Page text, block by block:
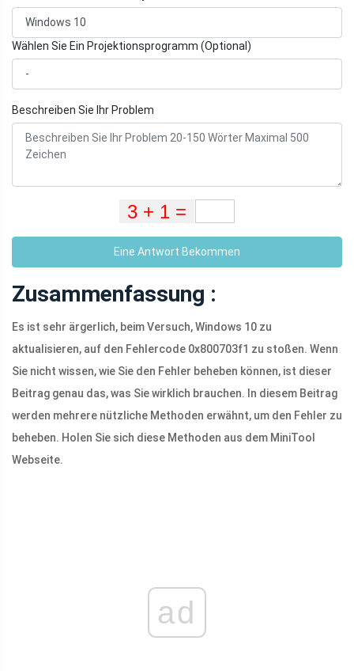
Wählen Sie Ein Projektionsprogramm (Optional)
Beschreiben Sie Ihr Problem
Eine Antwort Bekommen
Zusammenfassung :
Es ist sehr ärgerlich, beim Versuch, Windows 10 zu
aktualisieren, auf den Fehlercode 0x800703f1 zu stoßen. Wenn
Sie nicht wissen, wie Sie den Fehler beheben können, ist dieser
Beitrag genau das, was Sie wirklich brauchen. In diesem Beitrag
werden mehrere nützliche Methoden erwähnt, um den Fehler zu
beheben. Holen Sie sich diese Methoden aus dem MiniTool
Webseite.
ad